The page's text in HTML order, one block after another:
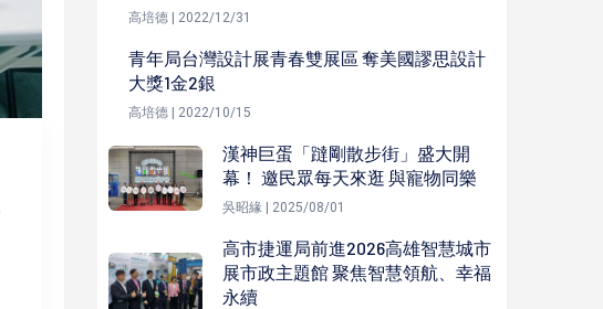
高培德 | 2022/12/31
青年局台灣設計展青春雙展區 奪美國謬思設計
大獎1金2銀
高培德 | 2022/10/15
漢神巨蛋「躂剛散步街」盛大開
幕！ 邀民眾每天來逛 與寵物同樂
吳昭緣 | 2025/08/01
高市捷運局前進2026高雄智慧城市
展市政主題館 聚焦智慧領航、幸福
永續